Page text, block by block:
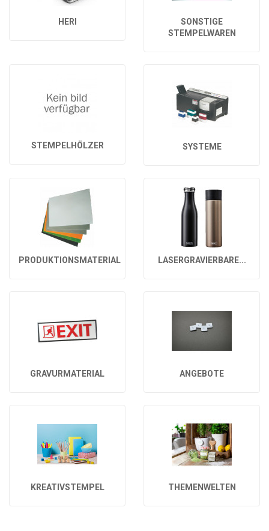
HERI
SONSTIGE
STEMPELWAREN
STEMPELHÖLZER SYSTEME
PRODUKTIONSMATERIAL LASERGRAVIERBARE...
GRAVURMATERIAL ANGEBOTE
KREATIVSTEMPEL THEMENWELTEN